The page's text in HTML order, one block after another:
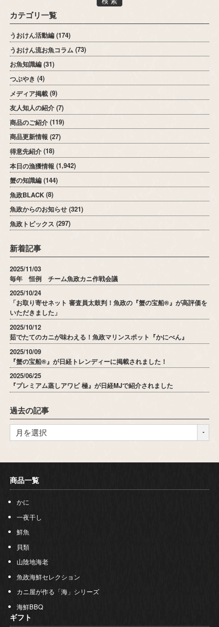
カテゴリ一覧
うおけん活動編 (174)
うおけん流お魚コラム (73)
お魚知識編 (31)
つぶやき (4)
メディア掲載 (9)
友人知人の紹介 (7)
商品のご紹介 (119)
商品更新情報 (27)
得意先紹介 (18)
本日の漁獲情報 (1,942)
蟹の知識編 (144)
魚政BLACK (8)
魚政からのお知らせ (321)
魚政トピックス (297)
新着記事
2025/11/03
毎年 恒例 チーム魚政カニ作戦会議
2025/10/24
「お取り寄せネット 審査員太鼓判！魚政の『蟹の宝船®』が高評価を
いただきました」
2025/10/12
茹でたてのカニが味わえる！魚政マリンスポット『かにべん』
2025/10/09
『蟹の宝船®』が日経トレンディーに掲載されました！
2025/06/25
『プレミアム蒸しアワビ 極』が日経MJで紹介されました
過去の記事
商品一覧
かに
一夜干し
鮮魚
貝類
山陰地海老
魚政海鮮セレクション
カニ屋が作る「海」シリーズ
海鮮BBQ
ギフト